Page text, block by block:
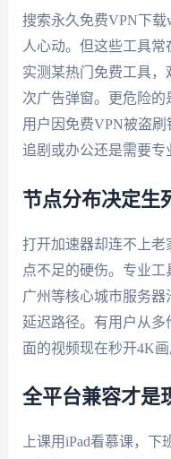
搜索永久免费VPN下载
人心动。但这些工具
实测某热门免费工具，
次广告弹窗。更危险
用户因免费VPN被盗
追剧或办公还是需要专
节点分布决定生
打开加速器却连不上老
点不足的硬伤。专业工
广州等核心城市服务
延迟路径。有用户从
面的视频现在秒开4K画
全平台兼容才是
上课用iPad看慕课，